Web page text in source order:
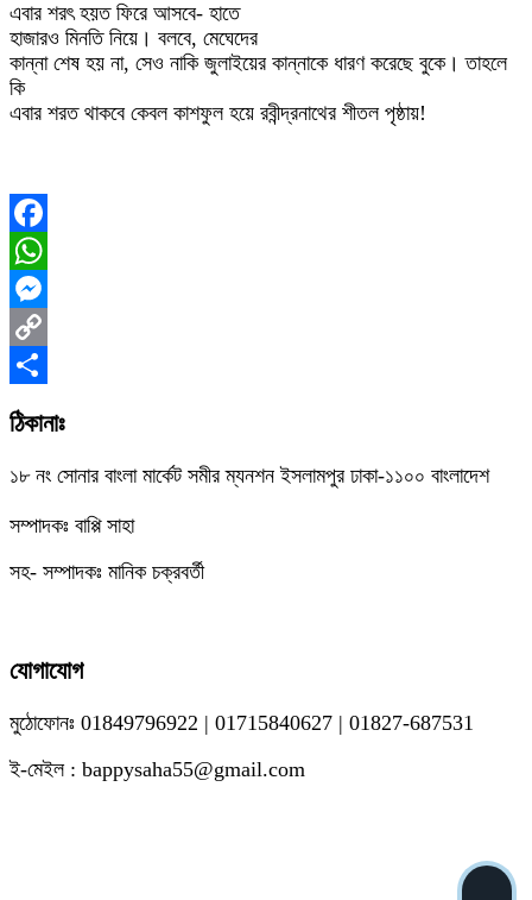
এবার শরৎ হয়ত ফিরে আসবে- হাতে
হাজারও মিনতি নিয়ে। বলবে, মেঘেদের
কান্না শেষ হয় না, সেও নাকি জুলাইয়ের কান্নাকে ধারণ করেছে বুকে। তাহলে
কি
এবার শরত থাকবে কেবল কাশফুল হয়ে রবীন্দ্রনাথের শীতল পৃষ্ঠায়!
Facebook
WhatsApp
Messenger
Copy
Link
Share
ঠিকানাঃ
১৮ নং সোনার বাংলা মার্কেট সমীর ম্যনশন ইসলামপুর ঢাকা-১১০০ বাংলাদেশ
সম্পাদকঃ বাপ্পি সাহা
সহ- সম্পাদকঃ মানিক চক্রবর্তী
যোগাযোগ
মুঠোফোনঃ 01849796922 | 01715840627 | 01827-687531
ই-মেইল : bappysaha55@gmail.com